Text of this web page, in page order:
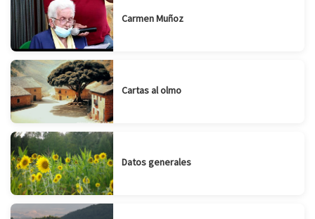
Carmen Muñoz
Cartas al olmo
Datos generales